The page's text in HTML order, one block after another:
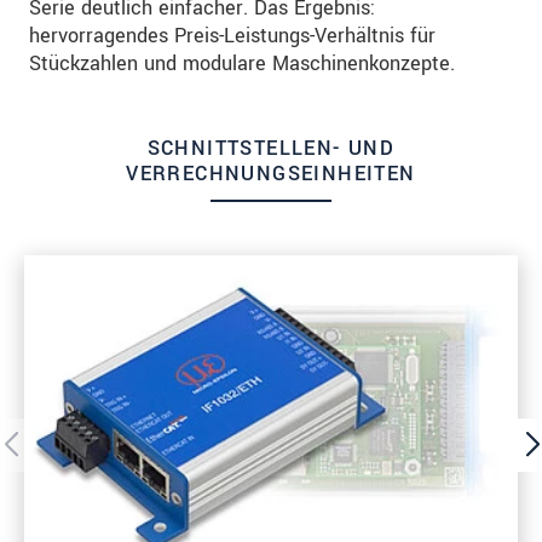
Serie deutlich einfacher. Das Ergebnis:
hervorragendes Preis-Leistungs-Verhältnis für
Stückzahlen und modulare Maschinenkonzepte.
SCHNITTSTELLEN- UND
VERRECHNUNGSEINHEITEN